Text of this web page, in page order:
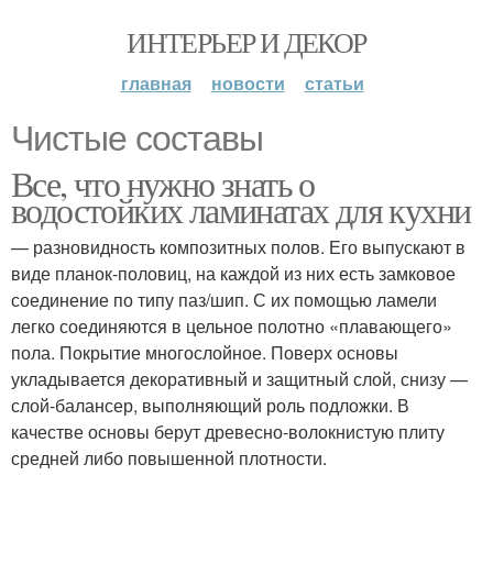
ИНТЕРЬЕР И ДЕКОР
главная новости статьи
Чистые составы
Все, что нужно знать о
водостойких ламинатах для кухни
— разновидность композитных полов. Его выпускают в
виде планок-половиц, на каждой из них есть замковое
соединение по типу паз/шип. С их помощью ламели
легко соединяются в цельное полотно «плавающего»
пола. Покрытие многослойное. Поверх основы
укладывается декоративный и защитный слой, снизу —
слой-балансер, выполняющий роль подложки. В
качестве основы берут древесно-волокнистую плиту
средней либо повышенной плотности.